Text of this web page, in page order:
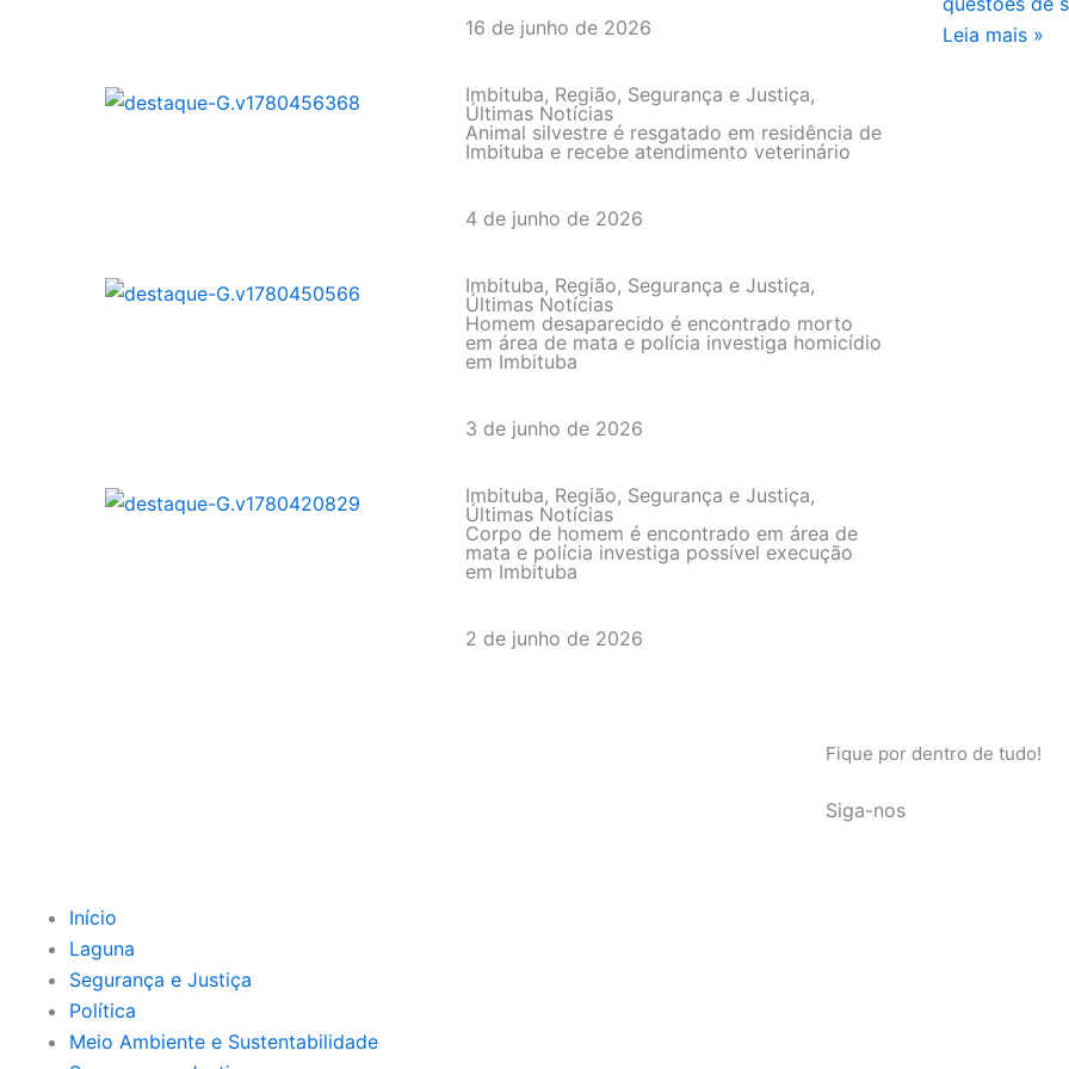
16 de junho de 2026
Imbituba, Região, Segurança e Justiça,
Últimas Notícias
Animal silvestre é resgatado em residência de
Imbituba e recebe atendimento veterinário
4 de junho de 2026
Imbituba, Região, Segurança e Justiça,
Últimas Notícias
Homem desaparecido é encontrado morto
em área de mata e polícia investiga homicídio
em Imbituba
3 de junho de 2026
Imbituba, Região, Segurança e Justiça,
Últimas Notícias
Corpo de homem é encontrado em área de
mata e polícia investiga possível execução
em Imbituba
2 de junho de 2026
Leia mais »
Fique por dentro de tudo!
Siga-nos
Início
Laguna
Segurança e Justiça
Política
Meio Ambiente e Sustentabilidade